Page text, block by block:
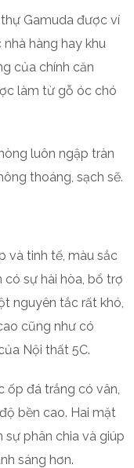
Gamuda được ví
hàng hay khu
của chính căn
làm từ gỗ óc chó
luôn ngập tràn
thoáng, sạch sẽ.
và tinh tế, màu sắc
sự hài hòa, bổ trợ
nguyên tắc rất khó,
cũng như có
Nội thất 5C.
đá trắng có vân,
bền cao. Hai mặt
sự phân chia và giúp
sáng hơn.